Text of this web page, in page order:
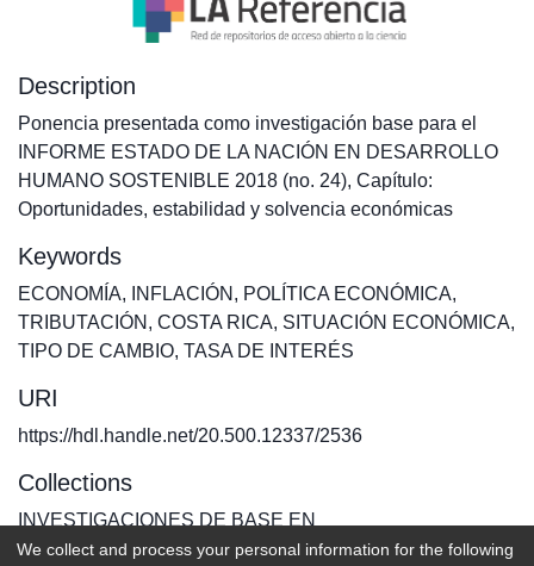
Description
Ponencia presentada como investigación base para el
INFORME ESTADO DE LA NACIÓN EN DESARROLLO
HUMANO SOSTENIBLE 2018 (no. 24), Capítulo:
Oportunidades, estabilidad y solvencia económicas
Keywords
ECONOMÍA, INFLACIÓN , POLÍTICA ECONÓMICA,
TRIBUTACIÓN , COSTA RICA, SITUACIÓN ECONÓMICA,
TIPO DE CAMBIO, TASA DE INTERÉS
URI
https://hdl.handle.net/20.500.12337/2536
Collections
INVESTIGACIONES DE BASE EN
We collect and process your personal information for the following